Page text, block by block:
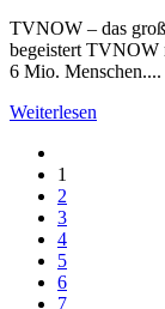
TVNOW – das
begeistert TVNOW
6 Mio. Menschen....
Weiterlesen
1
2
3
4
5
6
7